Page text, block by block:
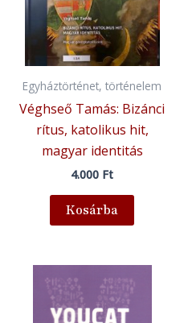
Egyháztörténet, történelem
Véghseő Tamás: Bizánci
rítus, katolikus hit,
magyar identitás
4.000 Ft
Kosárba